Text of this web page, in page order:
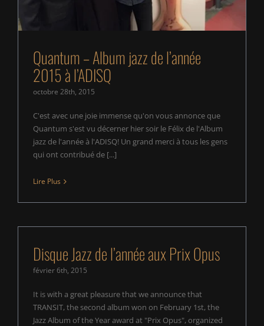
Quantum – Album jazz de l’année
2015 à l’ADISQ
octobre 28th, 2015
C'est avec une joie immense qu'on vous annonce que
Quantum s'est vu décerner hier soir le Félix de l'Album
jazz de l'année à l'ADISQ! Un grand merci à tous les gens
qui ont contribué de [...]
Lire Plus
Disque Jazz de l’année aux Prix Opus
février 6th, 2015
It is with a great pleasure that we announce that
TRANSIT, the second album won on February 1st, the
Jazz Album of the Year award at "Prix Opus", organized